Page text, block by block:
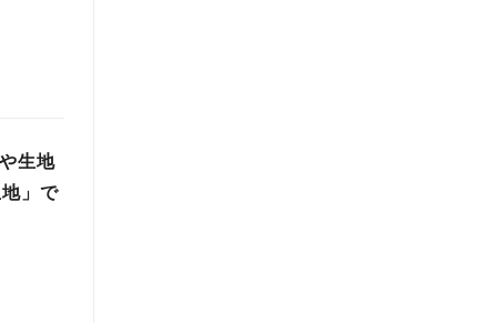
生地
」で